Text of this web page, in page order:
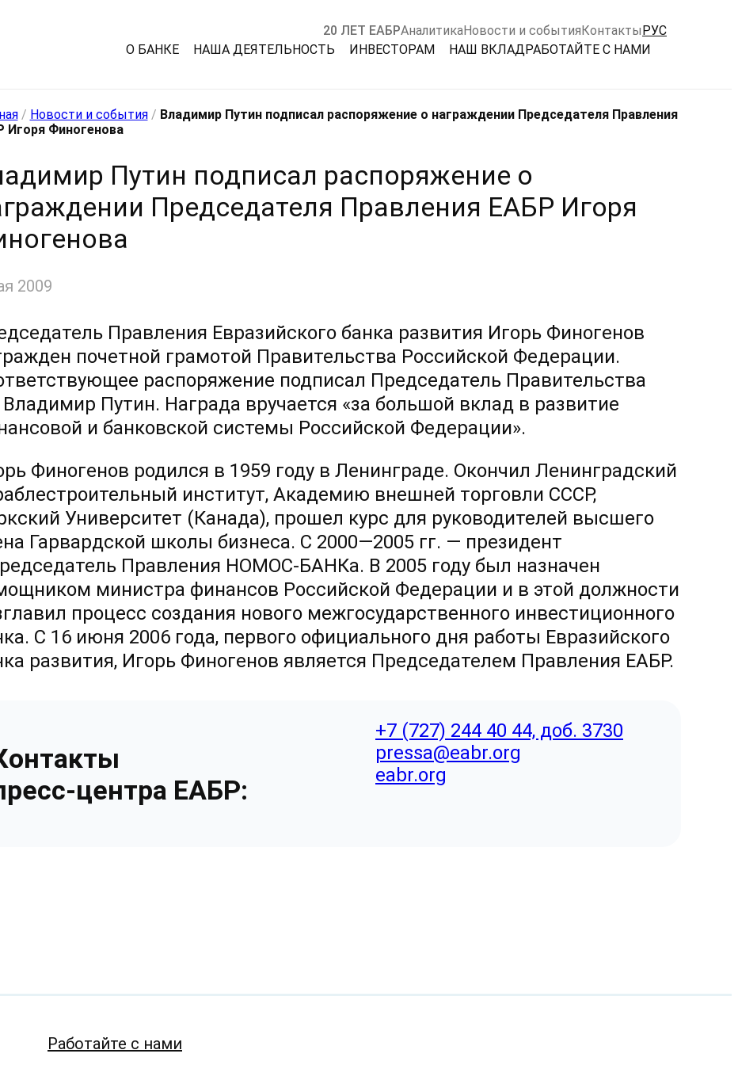
20 ЛЕТ ЕАБРАналитикаНовости и событияКонтактыРУС
О БАНКЕ
НАША ДЕЯТЕЛЬНОСТЬ ИНВЕСТОРАМ НАШ ВКЛАДРАБОТАЙТЕ С НАМИ
/ Новости и события/ Владимир Путин подписал распоряжение о награждении Председателя Правления
Игоря Финогенова
Путин подписал распоряжение о
Председателя Правления ЕАБР Игоря
2009
Правления Евразийского банка развития Игорь Финогенов
почетной грамотой Правительства Российской Федерации.
распоряжение подписал Председатель Правительства
Путин. Награда вручается «за большой вклад в развитие
и банковской системы Российской Федерации».
Финогенов родился в 1959 году в Ленинграде. Окончил Ленинградский
институт, Академию внешней торговли СССР,
Университет (Канада), прошел курс для руководителей высшего
Гарвардской школы бизнеса. C 2000—2005 гг. — президент
Правления НОМОС-БАНКа. В 2005 году был назначен
министра финансов Российской Федерации и в этой должности
процесс создания нового межгосударственного инвестиционного
С 16 июня 2006 года, первого официального дня работы Евразийского
развития, Игорь Финогенов является Председателем Правления ЕАБР.
центра ЕАБР:
+7 (727) 244 40 44, доб. 3730
pressa@eabr.org
eabr.org
Работайте с нами